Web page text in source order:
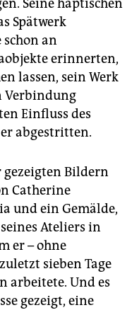
Seine haptischen
Spätwerk
an
erinnerten,
lassen, sein Werk
Verbindung
Einfluss des
abgestritten.
gezeigten Bildern
Catherine
und ein Gemälde,
Ateliers in
er – ohne
sieben Tage
arbeitete. Und es
gezeigt, eine